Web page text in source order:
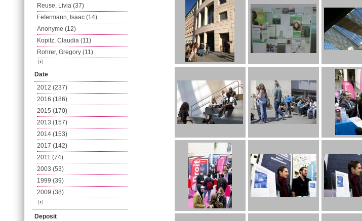
Reuse, Livia (37)
Fefermann, Isaac (14)
Anonyme (12)
Kopitz, Claudia (11)
Rohrer, Gregory (11)
Date
2012 (237)
2016 (186)
2015 (170)
2013 (157)
2014 (153)
2017 (142)
2011 (74)
2003 (53)
1999 (39)
2009 (38)
Deposit